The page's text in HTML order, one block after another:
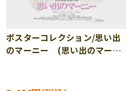
ポスターコレクション/思い出
のマーニー (思い出のマーニ